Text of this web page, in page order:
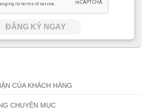
ĐĂNG KÝ NGAY
CỦA KHÁCH HÀNG
CHUYÊN MỤC